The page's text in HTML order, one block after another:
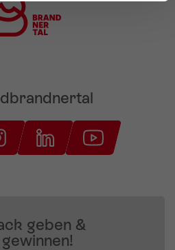
geben &